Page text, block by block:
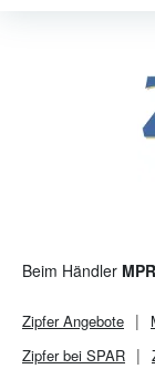
Beim Händler
ZipferAngebote
Zipfer bei SPAR